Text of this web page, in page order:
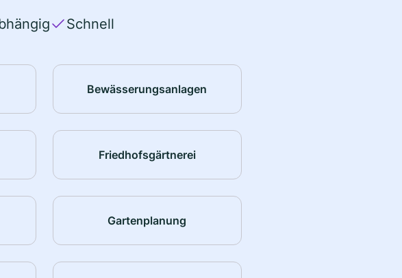
Schnell
Bewässerungsanlagen
Friedhofsgärtnerei
Gartenplanung